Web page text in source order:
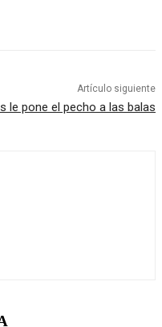
Artículo siguiente
le pone el pecho a las balas